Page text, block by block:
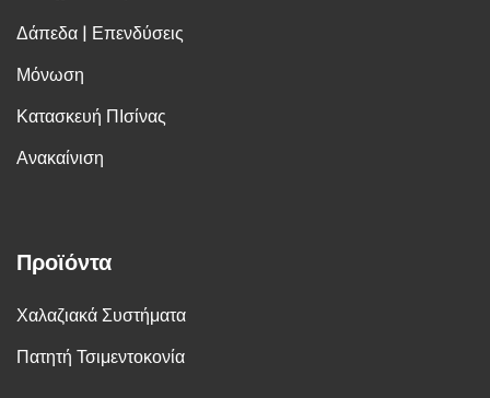
Δάπεδα | Επενδύσεις
Μόνωση
Κατασκευή ΠΙσίνας
Ανακαίνιση
Προϊόντα
Χαλαζιακά Συστήματα
Πατητή Τσιμεντοκονία